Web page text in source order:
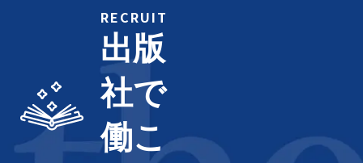
RECRUIT
出版
社で
働こ